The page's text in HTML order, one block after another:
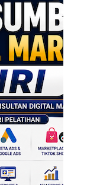
yang
telah
bisnis